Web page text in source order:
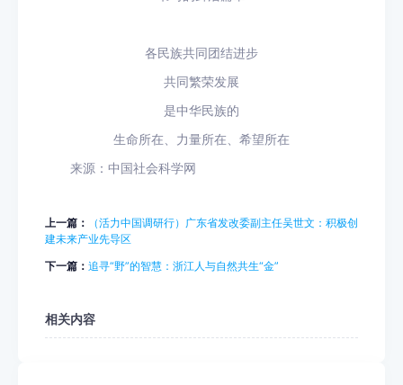
各民族共同团结进步
共同繁荣发展
是中华民族的
生命所在、力量所在、希望所在
来源：中国社会科学网
上一篇：
（活力中国调研行）广东省发改委副主任吴世文：积极创
建未来产业先导区
下一篇： 追寻“野”的智慧：浙江人与自然共生“金”
相关内容